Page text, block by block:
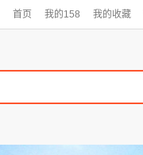
首页 我的158 我的收藏